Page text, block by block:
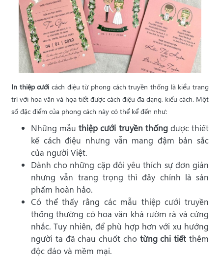
In thiệp cưới cách điệu từ phong cách truyền thống là kiểu trang
trí với hoa văn và họa tiết được cách điệu đa dạng, kiểu cách. Một
số đặc điểm của phong cách này có thể kể đến như:
Những mẫuthiệp cưới truyền thốngđược thiết
kế cách điệu nhưng vẫn mang đậm bản sắc
của người Việt.
Dành cho những cặp đôi yêu thích sự đơn giản
nhưng vẫn trang trọng thì đây chính là sản
phẩm hoàn hảo.
Có thể thấy rằng các mẫu thiệp cưới truyền
thống thường có hoa văn khá rườm rà và cứng
nhắc. Tuy nhiên, để phù hợp hơn với xu hướng
người ta đã chau chuốt cho từng chi tiết thêm
độc đáo và mềm mại.